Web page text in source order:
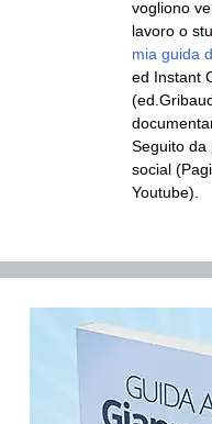
vogliono
lavoro o
mia guida
ed Instant
Seguito da
social
Youtube).